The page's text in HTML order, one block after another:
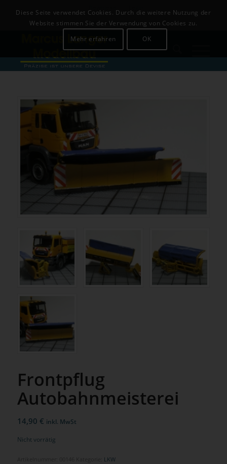
+49 (0)8142-441679
Frontpflug
Autobahnmeisterei
14,90 € inkl. MwSt
Nicht vorrätig
LKW
Diese Seite verwendet Cookies. Durch die weitere Nutzung der
Website stimmen Sie der Verwendung von Cookies zu.
Mehr erfahren
OK